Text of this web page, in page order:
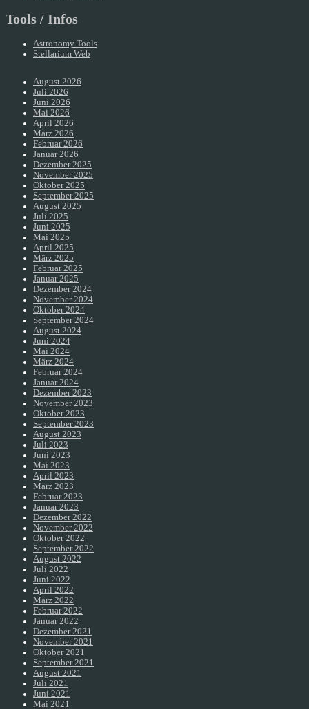
Tools / Infos
Astronomy Tools
Stellarium Web
August 2026
Juli 2026
Juni 2026
Mai 2026
April 2026
März 2026
Februar 2026
Januar 2026
Dezember 2025
November 2025
Oktober 2025
September 2025
August 2025
Juli 2025
Juni 2025
Mai 2025
April 2025
März 2025
Februar 2025
Januar 2025
Dezember 2024
November 2024
Oktober 2024
September 2024
August 2024
Juni 2024
Mai 2024
März 2024
Februar 2024
Januar 2024
Dezember 2023
November 2023
Oktober 2023
September 2023
August 2023
Juli 2023
Juni 2023
Mai 2023
April 2023
März 2023
Februar 2023
Januar 2023
Dezember 2022
November 2022
Oktober 2022
September 2022
August 2022
Juli 2022
Juni 2022
April 2022
März 2022
Februar 2022
Januar 2022
Dezember 2021
November 2021
Oktober 2021
September 2021
August 2021
Juli 2021
Juni 2021
Mai 2021